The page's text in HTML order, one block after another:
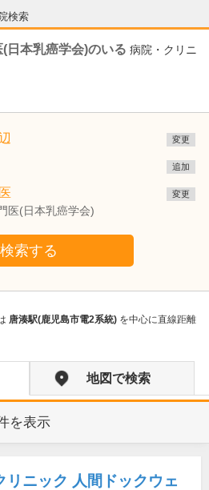
検索
日本乳癌学会)のいる 病院・クリニ
変更
追加
医(日本乳癌学会)
変更
検索する
唐湊駅(鹿児島市電2系統) を中心に直線距離
地図で検索
を表示
リニック 人間ドックウェ